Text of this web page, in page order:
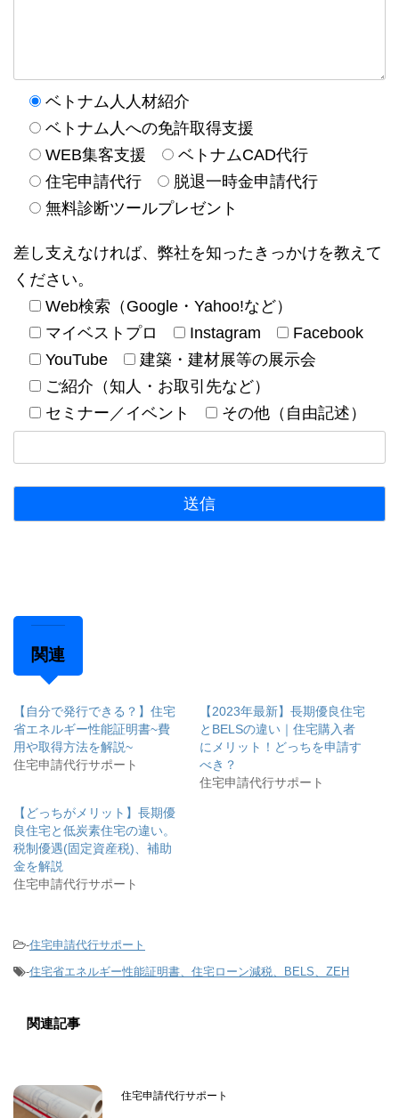
ベトナム人人材紹介
ベトナム人への免許取得支援
WEB集客支援
ベトナムCAD代行
住宅申請代行
脱退一時金申請代行
無料診断ツールプレゼント
差し支えなければ、弊社を知ったきっかけを教えて
ください。
Web検索（Google・Yahoo!など）
マイベストプロ
Instagram
Facebook
YouTube
建築・建材展等の展示会
ご紹介（知人・お取引先など）
セミナー／イベント
その他（自由記述）
関連
【自分で発行できる？】住宅
省エネルギー性能証明書~費
用や取得方法を解説~
住宅申請代行サポート
【2023年最新】長期優良住宅
とBELSの違い｜住宅購入者
にメリット！どっちを申請す
べき？
住宅申請代行サポート
【どっちがメリット】長期優
良住宅と低炭素住宅の違い。
税制優遇(固定資産税)、補助
金を解説
住宅申請代行サポート
-住宅申請代行サポート
-住宅省エネルギー性能証明書、住宅ローン減税、BELS、ZEH
関連記事
住宅申請代行サポート